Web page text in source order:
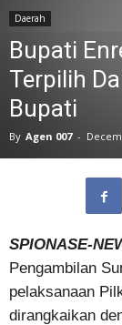
Daerah
Bupati
Terpilih
Bupati
By Agen 007 -
SPIONASE-
Pengambilan
pelaksanaan
dirangkaikan